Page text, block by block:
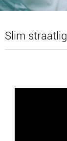
Slim straatlig